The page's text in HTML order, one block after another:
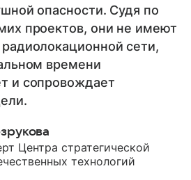
опасности. Судя по
проектов, они не имеют
сети,
времени
и сопровождает
Центра стратегической
технологий